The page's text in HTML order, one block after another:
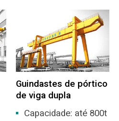
Guindastes de pórtico
de viga dupla
Capacidade: até 800t